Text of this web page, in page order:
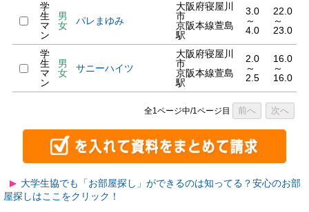
学
生
マ
ン
男
女
パレまゆみ
大阪府寝屋川
市
京阪本線萱島
駅
3.0
～
4.0
22.0
～
23.0
学
生
マ
ン
男
女
サニーハイツ
大阪府寝屋川
市
京阪本線萱島
駅
2.0
～
2.5
16.0
～
16.0
全1ページ中/1ページ目 前へ 次へ
大学生協でも「お部屋探し」ができるのは知ってる？安心のお部
屋探しはここをクリック！